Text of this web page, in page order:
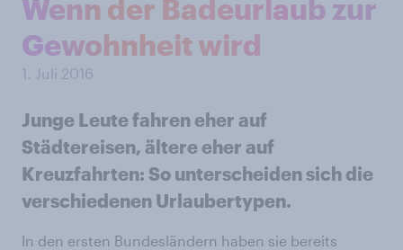
Wenn der Badeurlaub zur
Gewohnheit wird
1. Juli 2016
Junge Leute fahren eher auf
Städtereisen, ältere eher auf
Kreuzfahrten: So unterscheiden sich die
verschiedenen Urlaubertypen.
In den ersten Bundesländern haben sie bereits